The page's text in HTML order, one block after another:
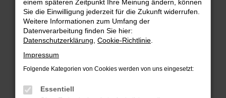
Fehler: Network Error
Beim Laden ist ein Fehler aufgetreten.
Hier sind ein paar Tipps, die dir helfen können:
Überprüfe deine Firewall und deine
Laden andere Webseiten, zum Beispiel deine
einem späteren Zeitpunkt Ihre Meinung ändern, können
Sie die Einwilligung jederzeit für die Zukunft widerrufen.
Weitere Informationen zum Umfang der
Datenverarbeitung finden Sie hier:
Datenschutzerklärung Cookie-Richtlinie
Impressum
Folgende Kategorien von Cookies werden von uns eingesetzt:
Essentiell